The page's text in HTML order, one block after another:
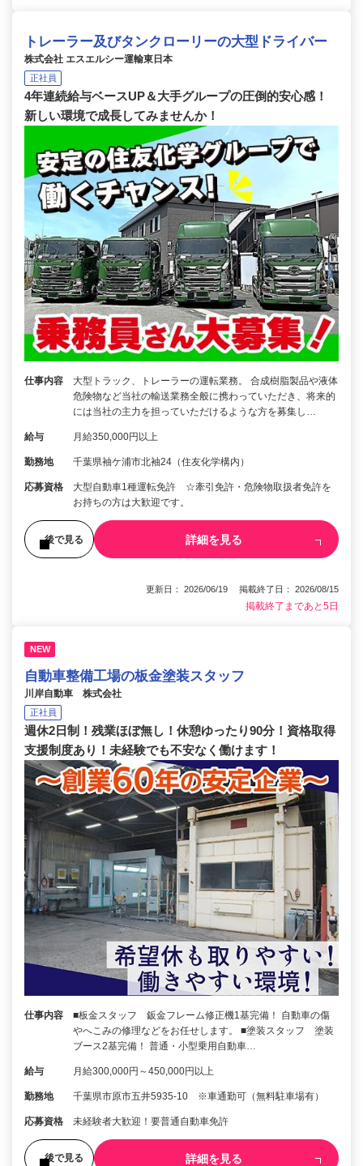
トレーラー及びタンクローリーの大型ドライバー
株式会社 エスエルシー運輸東日本
正社員
4年連続給与ベースUP＆大手グループの圧倒的安心感！
新しい環境で成長してみませんか！
仕事内容
大型トラック、トレーラーの運転業務。 合成樹脂製品や液体
危険物など当社の輸送業務全般に携わっていただき、将来的
には当社の主力を担っていただけるような方を募集し…
給与 月給350,000円以上
勤務地 千葉県袖ケ浦市北袖24（住友化学構内）
応募資格
大型自動車1種運転免許 ☆牽引免許・危険物取扱者免許を
お持ちの方は大歓迎です。
後で見る 詳細を見る
更新日： 2026/06/19 掲載終了日： 2026/08/15
掲載終了まであと5日
NEW
自動車整備工場の板金塗装スタッフ
川岸自動車 株式会社
正社員
週休2日制！残業ほぼ無し！休憩ゆったり90分！資格取得
支援制度あり！未経験でも不安なく働けます！
仕事内容
■板金スタッフ 鈑金フレーム修正機1基完備！ 自動車の傷
やへこみの修理などをお任せします。 ■塗装スタッフ 塗装
ブース2基完備！ 普通・小型乗用自動車…
給与 月給300,000円～450,000円以上
勤務地 千葉県市原市五井5935-10 ※車通勤可（無料駐車場有）
応募資格 未経験者大歓迎！要普通自動車免許
後で見る 詳細を見る